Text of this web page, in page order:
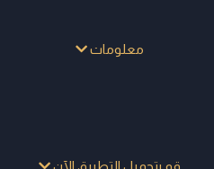
معلومات